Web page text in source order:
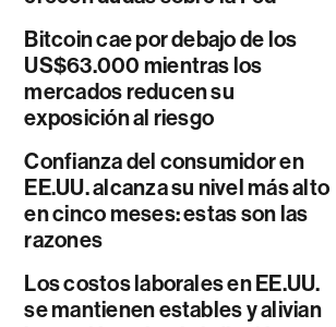
Bitcoin cae por debajo de los
US$63.000 mientras los
mercados reducen su
exposición al riesgo
Confianza del consumidor en
EE.UU. alcanza su nivel más alto
en cinco meses: estas son las
razones
Los costos laborales en EE.UU.
se mantienen estables y alivian